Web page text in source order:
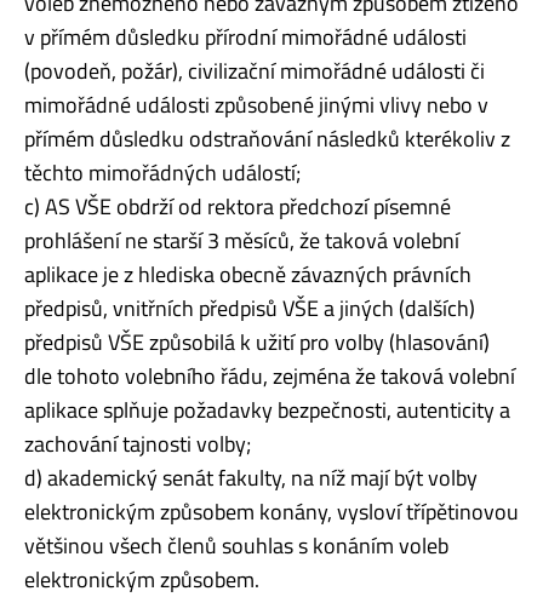
v přímém důsledku přírodní mimořádné události
(povodeň, požár), civilizační mimořádné události či
mimořádné události způsobené jinými vlivy nebo v
přímém důsledku odstraňování následků kterékoliv z
těchto mimořádných událostí;
c) AS VŠE obdrží od rektora předchozí písemné
prohlášení ne starší 3 měsíců, že taková volební
aplikace je z hlediska obecně závazných právních
předpisů, vnitřních předpisů VŠE a jiných (dalších)
předpisů VŠE způsobilá k užití pro volby (hlasování)
dle tohoto volebního řádu, zejména že taková volební
aplikace splňuje požadavky bezpečnosti, autenticity a
zachování tajnosti volby;
d) akademický senát fakulty, na níž mají být volby
elektronickým způsobem konány, vysloví třípětinovou
většinou všech členů souhlas s konáním voleb
elektronickým způsobem.